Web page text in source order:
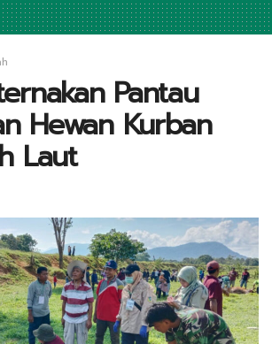
Pantau
Hewan Kurban
Laut